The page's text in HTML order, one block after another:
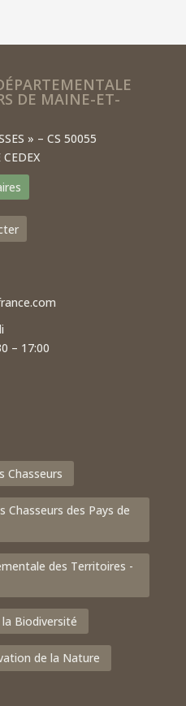
DE MAINE-ET-
» – CS 50055
– 17:00
Chasseurs
Chasseurs des Pays de
des Territoires -
Biodiversité
de la Nature